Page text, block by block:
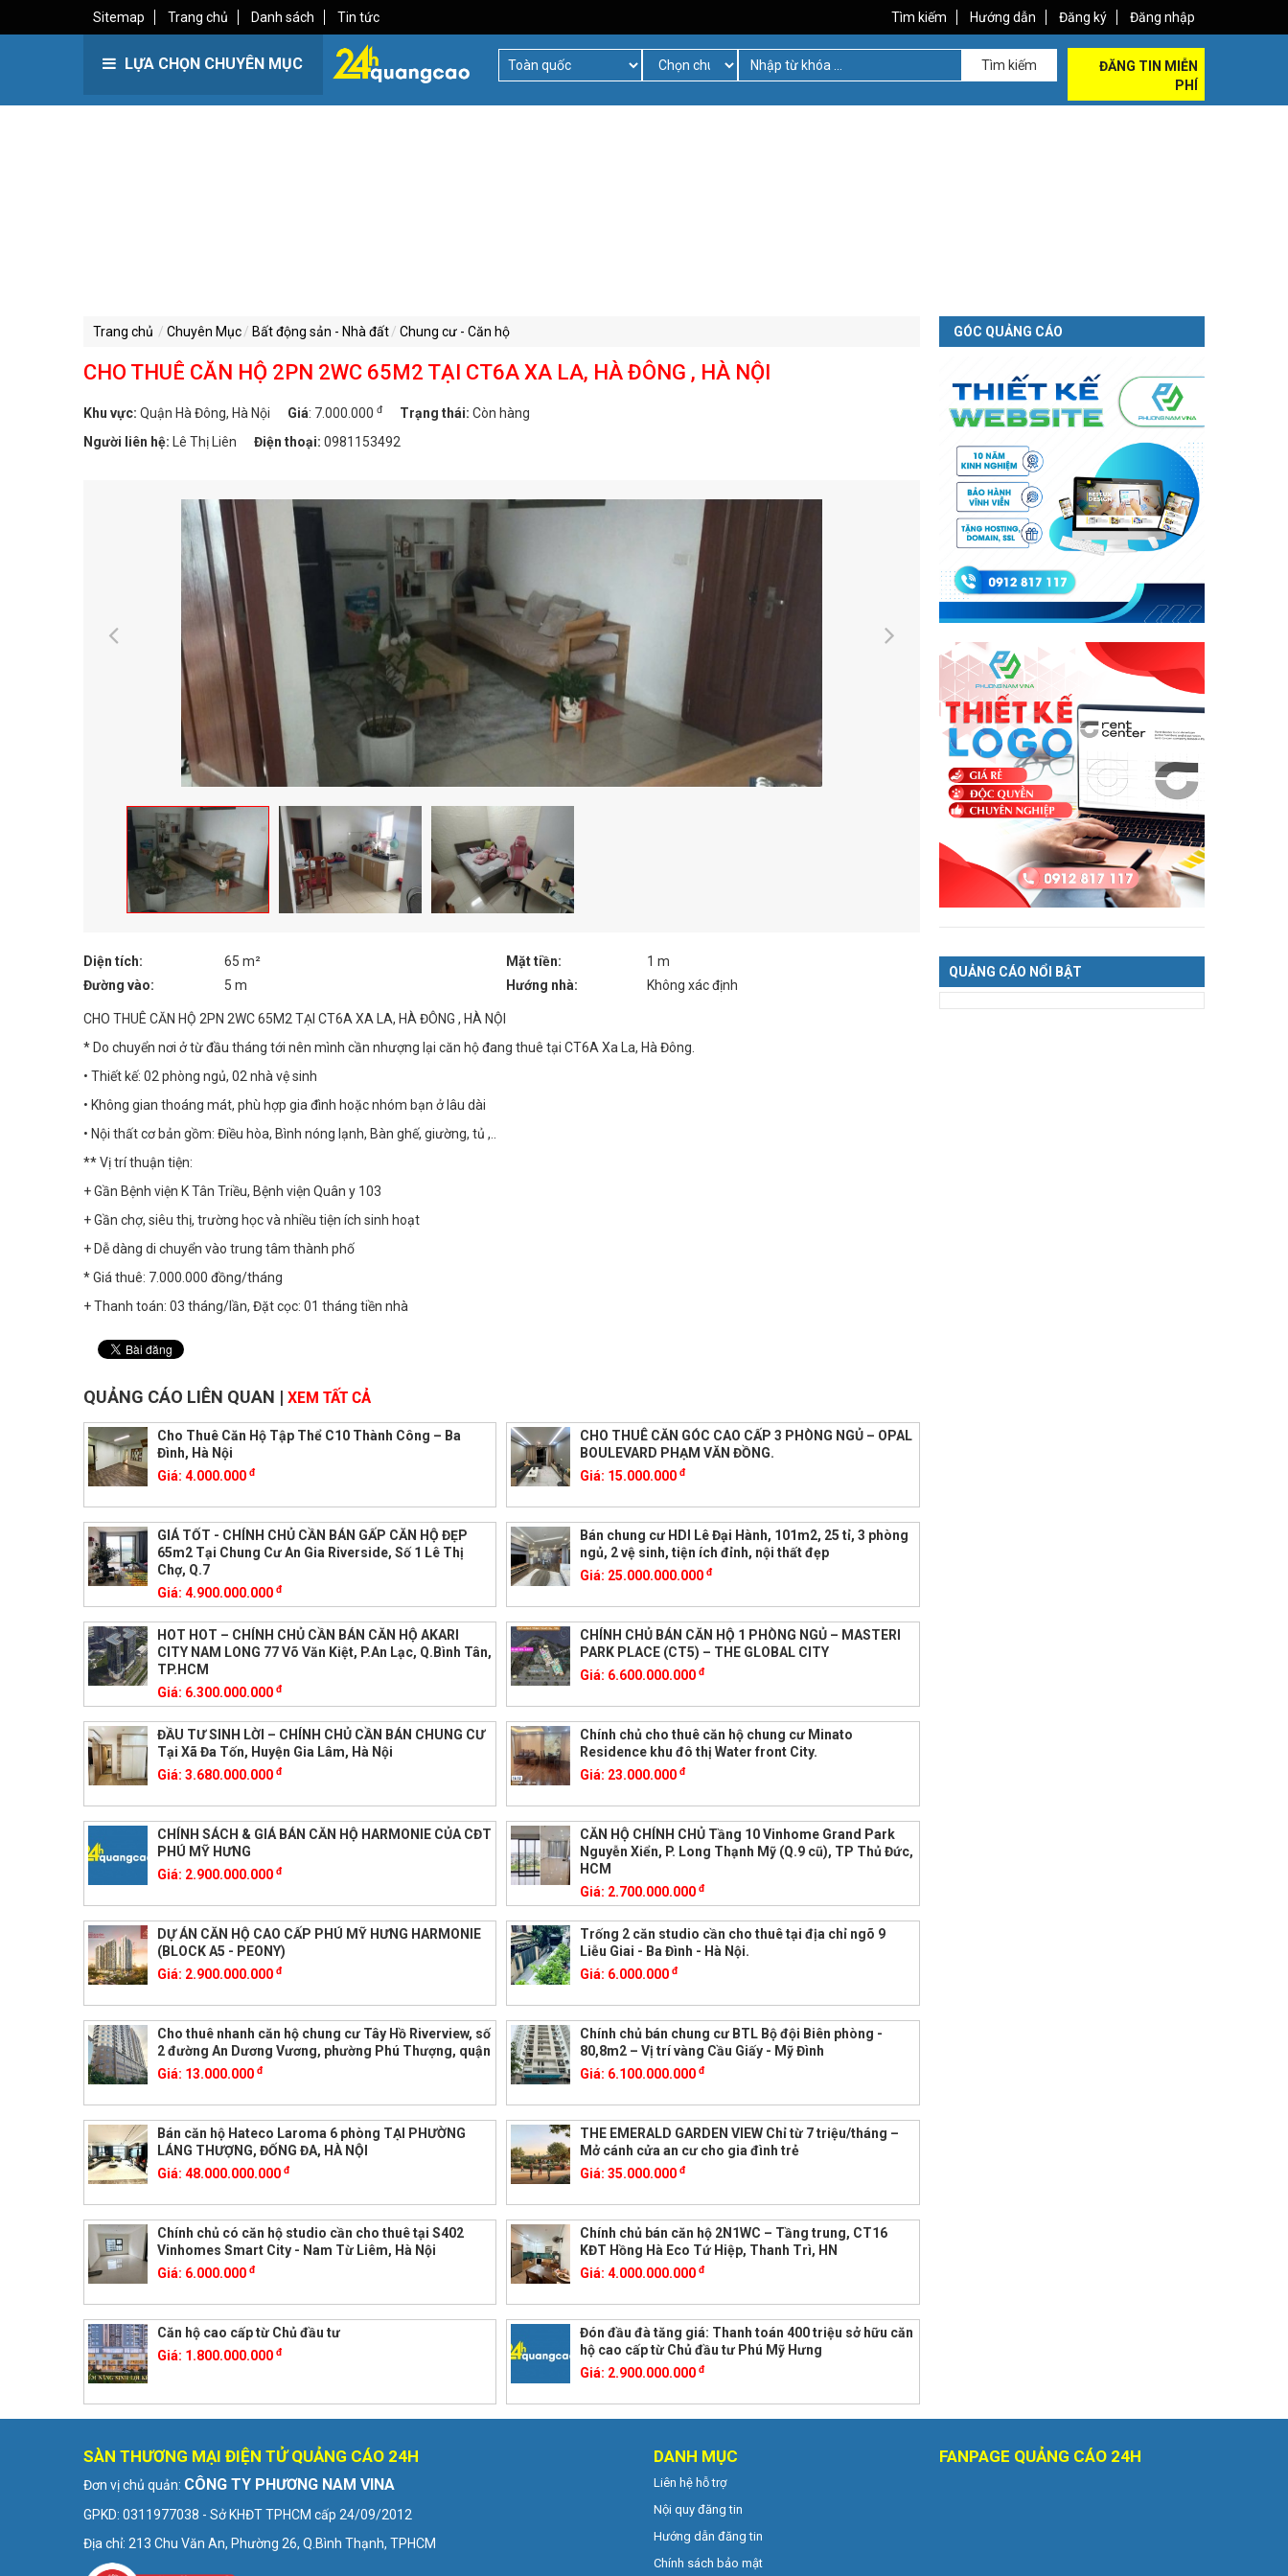
Sitemap Trang chủ Danh sách Tin tức Tìm kiếm Hướng dẫn Đăng ký Đăng nhập
LỰA CHỌN CHUYÊN MỤC Tìm kiếm
ĐĂNG TIN MIỄN
PHÍ
Trang chủ Chuyên Mục Bất động sản - Nhà đất Chung cư - Căn hộ
CHO THUÊ CĂN HỘ 2PN 2WC 65M2 TẠI CT6A XA LA, HÀ ĐÔNG , HÀ NỘI
Khu vực: Quận Hà Đông, Hà Nội Giá: 7.000.000 đ Trạng thái: Còn hàng
Người liên hệ: Lê Thị Liên Điện thoại: 0981153492
Diện tích: 65 m² Mặt tiền:
1 m
Đường vào:
5 m Hướng nhà: Không xác định
CHO THUÊ CĂN HỘ 2PN 2WC 65M2 TẠI CT6A XA LA, HÀ ĐÔNG , HÀ NỘI
* Do chuyển nơi ở từ đầu tháng tới nên mình cần nhượng lại căn hộ đang thuê tại CT6A Xa La, Hà Đông.
• Thiết kế: 02 phòng ngủ, 02 nhà vệ sinh
• Không gian thoáng mát, phù hợp gia đình hoặc nhóm bạn ở lâu dài
• Nội thất cơ bản gồm: Điều hòa, Bình nóng lạnh, Bàn ghế, giường, tủ ,..
** Vị trí thuận tiện:
+ Gần Bệnh viện K Tân Triều, Bệnh viện Quân y 103
+ Gần chợ, siêu thị, trường học và nhiều tiện ích sinh hoạt
+ Dễ dàng di chuyển vào trung tâm thành phố
* Giá thuê: 7.000.000 đồng/tháng
+ Thanh toán: 03 tháng/lần, Đặt cọc: 01 tháng tiền nhà
QUẢNG CÁO LIÊN QUAN | XEM TẤT CẢ
Cho Thuê Căn Hộ Tập Thể C10 Thành Công – Ba
Đình, Hà Nội
Giá: 4.000.000 đ
CHO THUÊ CĂN GÓC CAO CẤP 3 PHÒNG NGỦ – OPAL
BOULEVARD PHẠM VĂN ĐỒNG.
Giá: 15.000.000đ
GIÁ TỐT - CHÍNH CHỦ CẦN BÁN GẤP CĂN HỘ ĐẸP
65m2 Tại Chung Cư An Gia Riverside, Số 1 Lê Thị
Chợ, Q.7
Giá: 4.900.000.000 đ
Bán chung cư HDI Lê Đại Hành, 101m2, 25 tỉ, 3 phòng
ngủ, 2 vệ sinh, tiện ích đỉnh, nội thất đẹp
Giá: 25.000.000.000đ
HOT HOT – CHÍNH CHỦ CẦN BÁN CĂN HỘ AKARI
CITY NAM LONG 77 Võ Văn Kiệt, P.An Lạc, Q.Bình Tân,
TP.HCM
Giá: 6.300.000.000 đ
CHÍNH CHỦ BÁN CĂN HỘ 1 PHÒNG NGỦ – MASTERI
PARK PLACE (CT5) – THE GLOBAL CITY
Giá: 6.600.000.000đ
ĐẦU TƯ SINH LỜI – CHÍNH CHỦ CẦN BÁN CHUNG CƯ
Tại Xã Đa Tốn, Huyện Gia Lâm, Hà Nội
Giá: 3.680.000.000 đ
Chính chủ cho thuê căn hộ chung cư Minato
Residence khu đô thị Water front City.
Giá: 23.000.000đ
CHÍNH SÁCH & GIÁ BÁN CĂN HỘ HARMONIE CỦA CĐT
PHÚ MỸ HƯNG
Giá: 2.900.000.000 đ
CĂN HỘ CHÍNH CHỦ Tầng 10 Vinhome Grand Park
Nguyễn Xiển, P. Long Thạnh Mỹ (Q.9 cũ), TP Thủ Đức,
HCM
Giá: 2.700.000.000đ
DỰ ÁN CĂN HỘ CAO CẤP PHÚ MỸ HƯNG HARMONIE
(BLOCK A5 - PEONY)
Giá: 2.900.000.000 đ
Trống 2 căn studio cần cho thuê tại địa chỉ ngõ 9
Liễu Giai - Ba Đình - Hà Nội.
Giá: 6.000.000đ
Cho thuê nhanh căn hộ chung cư Tây Hồ Riverview, số
2 đường An Dương Vương, phường Phú Thượng, quận
Giá: 13.000.000 đ
Chính chủ bán chung cư BTL Bộ đội Biên phòng -
80,8m2 – Vị trí vàng Cầu Giấy - Mỹ Đình
Giá: 6.100.000.000đ
Bán căn hộ Hateco Laroma 6 phòng TẠI PHƯỜNG
LÁNG THƯỢNG, ĐỐNG ĐA, HÀ NỘI
Giá: 48.000.000.000 đ
THE EMERALD GARDEN VIEW Chỉ từ 7 triệu/tháng –
Mở cánh cửa an cư cho gia đình trẻ
Giá:35.000.000đ
Chính chủ có căn hộ studio cần cho thuê tại S402
Vinhomes Smart City - Nam Từ Liêm, Hà Nội
Giá: 6.000.000 đ
Chính chủ bán căn hộ 2N1WC – Tầng trung, CT16
KĐT Hồng Hà Eco Tứ Hiệp, Thanh Trì, HN
Giá:4.000.000.000đ
Căn hộ cao cấp từ Chủ đầu tư
Giá: 1.800.000.000 đ
Đón đầu đà tăng giá: Thanh toán 400 triệu sở hữu căn
hộ cao cấp từ Chủ đầu tư Phú Mỹ Hưng
Giá: 2.900.000.000đ
GÓC QUẢNG CÁO
QUẢNG CÁO NỔI BẬT
SÀN THƯƠNG MẠI ĐIỆN TỬ QUẢNG CÁO 24H
Đơn vị chủ quản: CÔNG TY PHƯƠNG NAM VINA
GPKD: 0311977038 - Sở KHĐT TPHCM cấp 24/09/2012
Địa chỉ: 213 Chu Văn An, Phường 26, Q.Bình Thạnh, TPHCM
DANH MỤC
Liên hệ hỗ trợ
Nội quy đăng tin
Hướng dẫn đăng tin
Chính sách bảo mật
FANPAGE QUẢNG CÁO 24H